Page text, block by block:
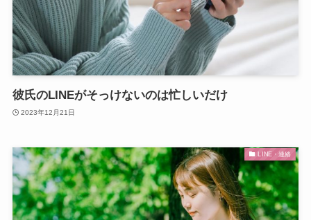
彼氏のLINEがそっけないのは忙しいだけ
2023年12月21日
LINE・連絡